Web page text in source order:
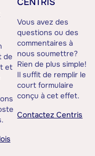
de
et
Vous avez des
questions ou des
commentaires à
nous soumettre?
Rien de plus simple!
Il suffit de remplir le
court formulaire
conçu à cet effet.
Contactez Centris